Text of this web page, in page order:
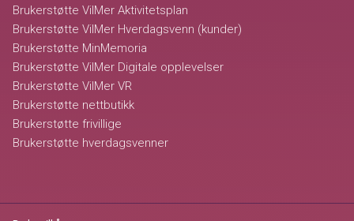
Brukerstøtte VilMer Aktivitetsplan
Brukerstøtte VilMer Hverdagsvenn (kunder)
Brukerstøtte MinMemoria
Brukerstøtte VilMer Digitale opplevelser
Brukerstøtte VilMer VR
Brukerstøtte nettbutikk
Brukerstøtte frivillige
Brukerstøtte hverdagsvenner